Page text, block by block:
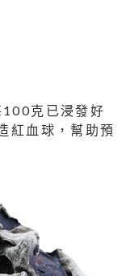
克已浸發好
紅血球，幫助預